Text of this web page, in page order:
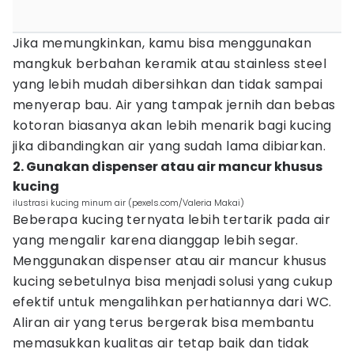
Jika memungkinkan, kamu bisa menggunakan
mangkuk berbahan keramik atau stainless steel
yang lebih mudah dibersihkan dan tidak sampai
menyerap bau. Air yang tampak jernih dan bebas
kotoran biasanya akan lebih menarik bagi kucing
jika dibandingkan air yang sudah lama dibiarkan.
2. Gunakan dispenser atau air mancur khusus
kucing
ilustrasi kucing minum air (pexels.com/Valeria Makai)
Beberapa kucing ternyata lebih tertarik pada air
yang mengalir karena dianggap lebih segar.
Menggunakan dispenser atau air mancur khusus
kucing sebetulnya bisa menjadi solusi yang cukup
efektif untuk mengalihkan perhatiannya dari WC.
Aliran air yang terus bergerak bisa membantu
memasukkan kualitas air tetap baik dan tidak